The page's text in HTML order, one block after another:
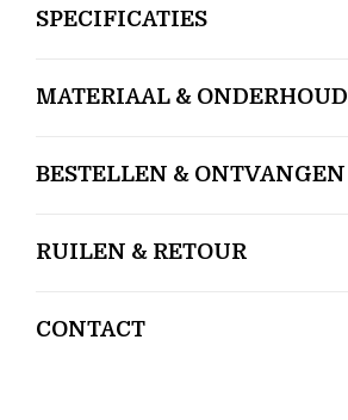
SPECIFICATIES
MATERIAAL & ONDERHOUD
BESTELLEN & ONTVANGEN
RUILEN & RETOUR
CONTACT